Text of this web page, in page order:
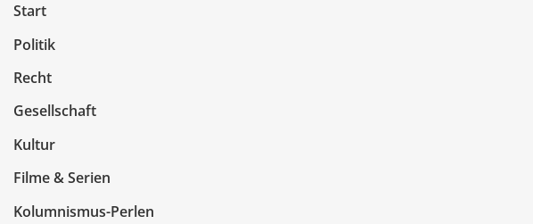
Start
Politik
Recht
Gesellschaft
Kultur
Filme & Serien
Kolumnismus-Perlen